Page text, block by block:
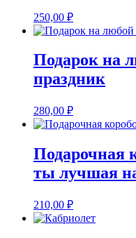
250,00 ₽
Подарок на
праздник
280,00 ₽
Подарочная
ты лучшая
210,00 ₽